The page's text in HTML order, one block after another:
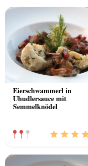
Eierschwammerl in
Uhudlersauce mit
Semmelknödel